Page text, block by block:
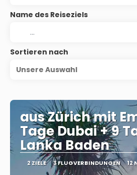
Name des Reiseziels
Sortieren nach
Unsere Auswahl
aus Zürich mit
Tage Dubai + 9
Lanka Baden
2 ZIELE 3 FLUGVERBINDUNGEN 12